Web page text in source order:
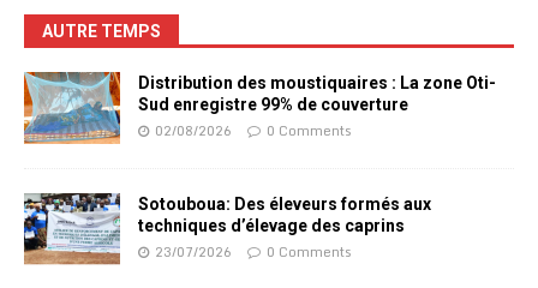
AUTRE TEMPS
Distribution des moustiquaires : La zone Oti-
Sud enregistre 99% de couverture
02/08/2026 0 Comments
Sotouboua: Des éleveurs formés aux
techniques d’élevage des caprins
23/07/2026 0 Comments